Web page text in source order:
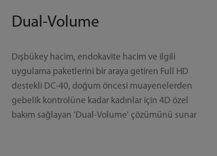
Dual-Volume
Dışbükey hacim, endokavite hacim ve ilgili
uygulama paketlerini bir araya getiren Full HD
destekli DC-40, doğum öncesi muayenelerden
gebelik kontrolüne kadar kadınlar için 4D özel
bakım sağlayan 'Dual-Volume' çözümünü sunar